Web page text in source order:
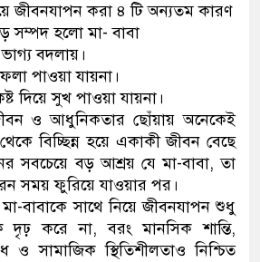
জীবনযাপন করা ৪ টি অন্যতম কারণ
সম্পদ হলো মা- বাবা
বদলায়।
পাওয়া যায়না।
দিয়ে সুখ পাওয়া যায়না।
ও আধুনিকতার ছোঁয়ায় অনেকেই
বিচ্ছিন্ন হয়ে একাকী জীবন বেছে
সবচেয়ে বড় আশ্রয় যে মা-বাবা, তা
সময় ফুরিয়ে যাওয়ার পর।
বাবাকে সাথে নিয়ে জীবনযাপন শুধু
দৃঢ় করে না, বরং মানসিক শান্তি,
ও সামাজিক স্থিতিশীলতাও নিশ্চিত